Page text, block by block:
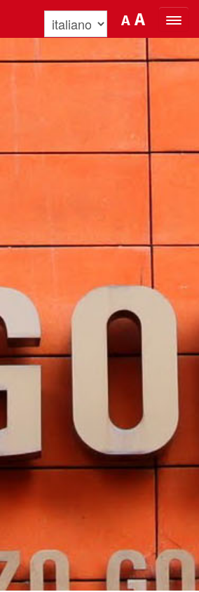
A A
ORGANIZZA LA TUA VISITA